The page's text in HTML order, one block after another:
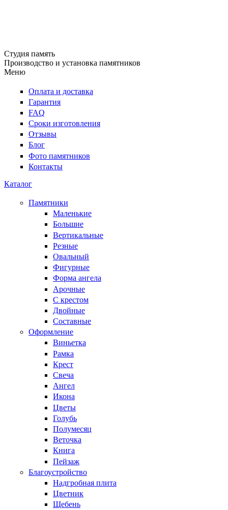
Студия память
Производство и установка памятников
Меню
Оплата и доставка
Гарантия
FAQ
Сроки изготовления
Отзывы
Блог
Фото памятников
Контакты
Каталог
Памятники
Маленькие
Большие
Вертикальные
Резные
Овальный
Фигурные
Форма ангела
Арочные
С крестом
Двойные
Составные
Оформление
Виньетка
Рамка
Крест
Свеча
Ангел
Икона
Цветы
Голубь
Полумесяц
Веточка
Книга
Пейзаж
Благоустройство
Надгробная плита
Цветник
Щебень